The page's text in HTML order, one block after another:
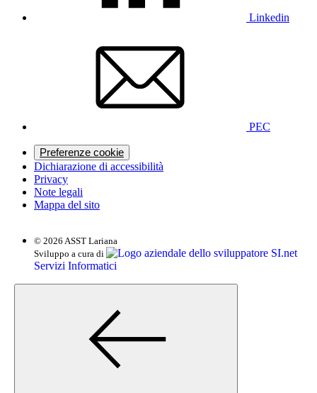
Linkedin
PEC
Preferenze cookie
Dichiarazione di accessibilità
Privacy
Note legali
Mappa del sito
© 2026 ASST Lariana
Sviluppo a cura di
SI.net
Servizi Informatici